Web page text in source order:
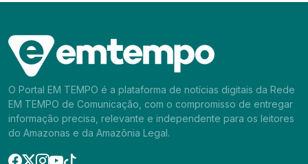
O Portal EM TEMPO é a plataforma de notícias digitais da Rede
EM TEMPO de Comunicação, com o compromisso de entregar
informação precisa, relevante e independente para os leitores
do Amazonas e da Amazônia Legal.